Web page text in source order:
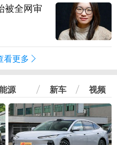
被全网审
看更多
源 新车 视频